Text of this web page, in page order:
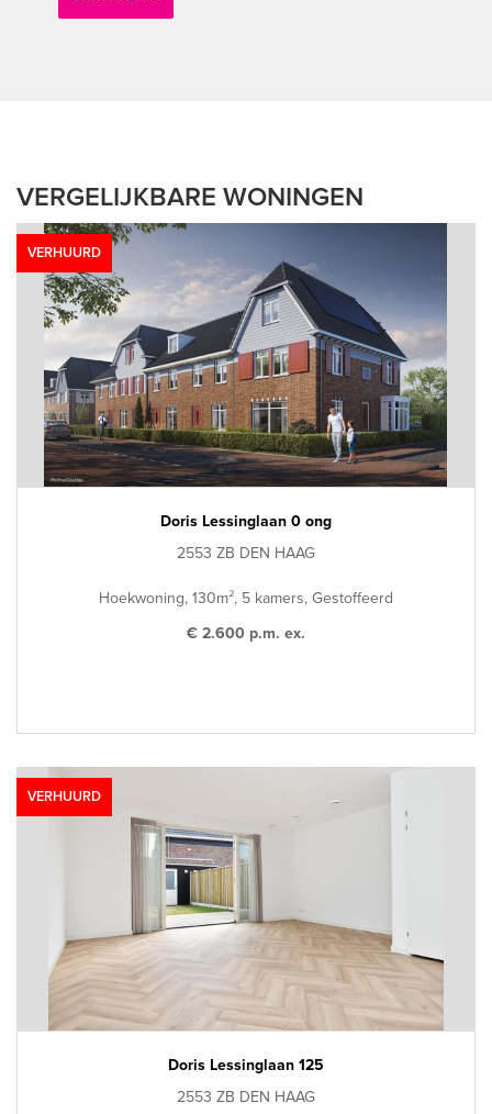
VERGELIJKBARE WONINGEN
VERHUURD
Doris Lessinglaan 0 ong
2553 ZB DEN HAAG
Hoekwoning, 130m², 5 kamers, Gestoffeerd
€ 2.600 p.m. ex.
VERHUURD
Doris Lessinglaan 125
2553 ZB DEN HAAG